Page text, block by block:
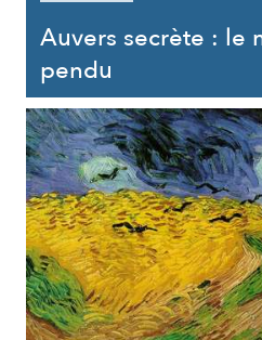
Auvers secrète : le
pendu